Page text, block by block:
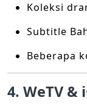
Koleksi
Subtitle
Beberapa
4. WeTV &